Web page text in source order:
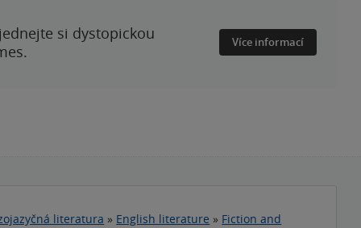
si dystopickou
Více informací
literatura » English literature » Fiction and